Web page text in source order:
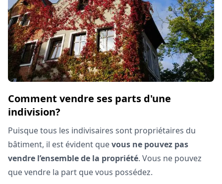
Comment vendre ses parts d'une
indivision?
Puisque tous les indivisaires sont propriétaires du
bâtiment, il est évident quevous ne pouvez pas
vendre l’ensemble de la propriété. Vous ne pouvez
que vendre la part que vous possédez.